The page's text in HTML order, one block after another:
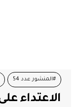
#المنشور عدد 54
#نقابة الصحفيين